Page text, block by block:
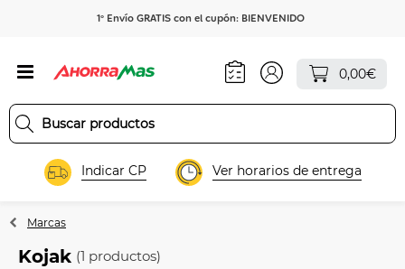
1º Envío GRATIS con el cupón: BIENVENIDO
0,00€
Indicar CP Ver horarios de entrega
Marcas
Kojak (1 productos)